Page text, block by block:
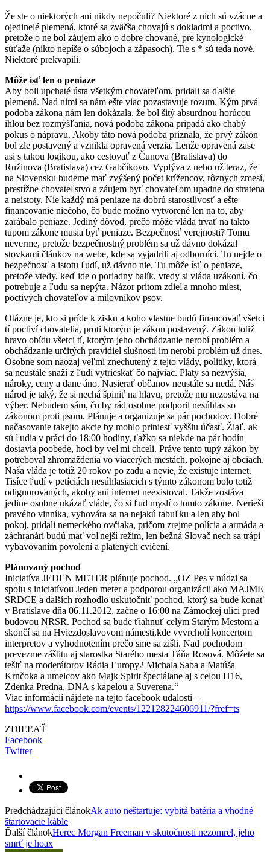
Že ste o niektorých ani nikdy nepočuli? Niektoré z nich sú vzácne a
ojedinelé plemená, ktoré sa zväčša chovajú s dokladmi a poctivo,
pretože o ne bol záujem ako o dobre chované, pre kynologické
súťaže (nikto nepíše o súbojoch a zápasoch). Tie s * sú teda nové.
Niektoré prekvapili.
Môže ísť len o peniaze
Aby boli upchaté ústa všetkým chovateľom, pridali sa ďalšie
plemená. Nad nimi sa nám ešte viac pozastavuje rozum. Kým prvá
podoba zákona nám len dokázala, že bol šitý absurdnou horúcou
ihlou bez rozmýšľania, nová podoba zákona pripadá ako chabý
pokus o nápravu. Akoby táto nová podoba priznala, že prvý zákon
bol zle postavený a vznikla opravená verzia. Lenže opravená zase
asi s takou logikou, ako cestovať z Čunova (Bratislava) do
Ružinova (Bratislava) cez Gabčíkovo. Vyplýva z neho už teraz, že
na Slovensku budeme mať zvýšený počet krížencov, rôznych zmesí,
prestížne chovateľstvo a záujem byť chovateľom upadne do stratena
a neistoty. Nie každý má peniaze na dobrú starostlivosť a ešte
financovanie niečoho, čo bude možno vytvorené len na to, aby
zarábalo peniaze. Jediný dôvod, prečo môže vláda trvať na takto
tupom zákone musia byť peniaze. Bezpečnosť verejnosti? Tomu
neverme, pretože bezpečnostný problém sa už dávno dokázal
stovkami článkov na webe, kde sa vyjadrili aj odborníci. Tu nejde o
bezpečnosť a istotu ľudí, už dávno nie. Tu môže ísť o peniaze,
pretože vtedy, keď ide o poriadny balík, vtedy si vláda uzákoní, čo
potrebuje a ľudu sa nepýta. Názor pritom zdieľa mnoho miest,
poctivých chovateľov a milovníkov psov.
Otázne je, kto si príde k zisku a koho vlastne budú financovať všetci
tí poctiví chovatelia, proti ktorým je zákon postavený. Zákon totiž
hravo obídu všetci tí, ktorým jeho obchádzanie nerobí problém a
obchádzanie určitých pravidiel slušnosti im nerobí problém už dnes.
Osobne som naozaj veľmi znechutený z tejto vlády, politiky, ktorá
sa neustále snaží z ľudí vytrieskať čo najviac. Platy sa nezvýšia,
nároky, ceny a dane áno. Nasierať občanov neustále sa nedá. Náš
národ je taký, že si nechá špiniť na hlavu, pretože mu nezostáva na
výber. Nebudem sám, čo by rád osobne podporil nesúhlas so
zákonom proti psom. Plánuje a organizuje sa pár pochodov. Dobré
načasovanie takejto akcie by mohlo priniesť vyššiu účasť. Žiaľ, ak
sú ľudia v práci do 18:00 hodiny, ťažko sa niekde na pár hodín
dostavia poobede, hoci by veľmi chceli. Práve tento tupý zákon by
potreboval zhromaždenia vo viacerých mestách, pokojne aj obciach.
Naša vláda je totiž 20 rokov po zadu a nevie, že existuje internet.
Tisíce ľudí v petíciách nesúhlasiacich s týmto zákonom bolo totiž
odignorovaných, akoby ani internet neexistoval. Takže zostáva
jedine osobne ukázať vláde, čo si ľud myslí o tomto zákone. Nerieši
pravého vinníka, vyhovára sa na nejakú tabuľku a len aby bol
pokoj, pridali nemeckého ovčiaka, pričom zrejme polícia a armáda a
záchranári budú mať voľnejší režim, len bežná Slovač nech sa trápi
vybavovaním povolení a platených cvičení.
Plánovaný pochod
Iniciatíva JEDEN METER plánuje pochod. „OZ Pes v núdzi sa
spolu s iniciatívou Jeden meter a podporou organizácii ako MAJME
SRDCE a dalších rozhodlo uskutočniť pochod, ktorý sa bude konať
v Bratislave dňa 06.11.2012, začne o 16:00 na Zámockej ulici pred
budovou NRSR. Pochod sa bude ťiahnuť celým Starým Mestom a
skončí sa na Hviezdoslavovom námesti,kde vyvrcholí koncertom
interpretov a vyhodnotením prečo sme sa zišli. Nad pochodom
prevezme záštitu aj starostka Starého mesta Táňa Rosová. Môžete sa
tešiť na moderátorov Rádia Europy2 Michala Saba a Matúša
Krnčoka a umelcov ako Majk Spirit špeciálane aj s celou H16,
Zdenka Predna, DNA s kapelou a Suverena.“
Viac informácií nájdete na tejto facebook udalosti –
https://www.facebook.com/events/122128224606911/?fref=ts
ZDIEĽAŤ
Facebook
Twitter
Predchádzajúci článokAk auto neštartuje: vybitá batéria a vhodné
štartovacie káble
Ďalší článokHerec Morgan Freeman v skutočnosti nezomrel, jeho
smrť je hoax